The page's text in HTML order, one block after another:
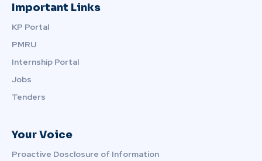
Important Links
KP Portal
PMRU
Internship Portal
Jobs
Tenders
Your Voice
Proactive Dosclosure of Information